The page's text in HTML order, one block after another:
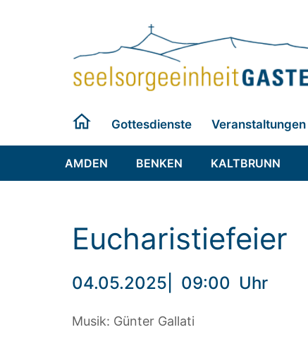
Gottesdienste Veranstaltungen
AMDEN BENKEN KALTBRUNN
Eucharistiefeier
04.05.2025 09:00 Uhr
Musik: Günter Gallati